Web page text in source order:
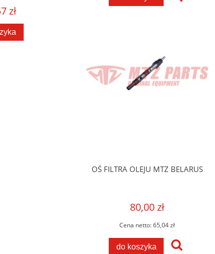
zł
OŚ FILTRA OLEJU MTZ BELARUS
80,00 zł
Cena netto:65,04 zł
do koszyka